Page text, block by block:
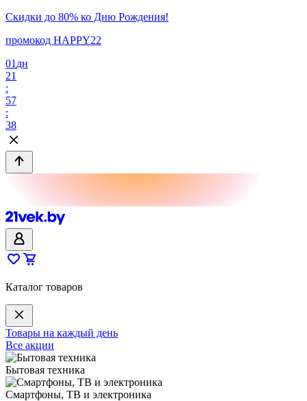
Скидки до 80% ко Дню Рождения!
промокод HAPPY22
01 дн
21
:
57
:
38
Каталог товаров
Товары на каждый день
Все акции
Бытовая техника
Смартфоны, ТВ и электроника